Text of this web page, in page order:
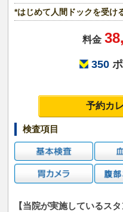
*はじめて人間ドックを受け
料金
350
予約カ
検査項目
【当院が実施しているス